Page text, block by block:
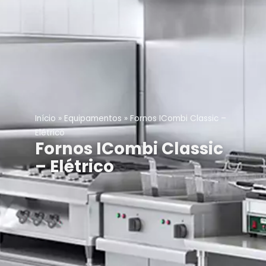
Início » Equipamentos » Fornos ICombi Classic –
Elétrico
Fornos ICombi Classic
– Elétrico